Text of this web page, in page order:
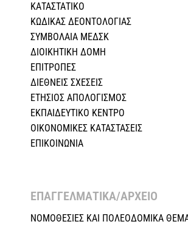
ΚΑΤΑΣΤΑΤΙΚΟ
ΚΩΔΙΚΑΣ ΔΕΟΝΤΟΛΟΓΙΑΣ
ΣΥΜΒΟΛΑΙΑ ΜΕΔΣΚ
ΔΙΟΙΚΗΤΙΚΗ ΔΟΜΗ
ΕΠΙΤΡΟΠΕΣ
ΔΙΕΘΝΕΙΣ ΣΧΕΣEIΣ
ΕΤΗΣΙΟΣ ΑΠΟΛΟΓΙΣΜΟΣ
ΕΚΠΑΙΔΕΥΤΙΚΟ ΚΕΝΤΡΟ
ΟΙΚΟΝΟΜΙΚΕΣ ΚΑΤΑΣΤΑΣΕΙΣ
ΕΠΙΚΟΙΝΩΝΙΑ
ΕΠΑΓΓΕΛΜΑΤΙΚΑ/ΑΡΧΕΙΟ ​
ΝΟΜΟΘΕΣΙΕΣ KAI ΠΟΛΕΟΔΟΜΙΚΑ